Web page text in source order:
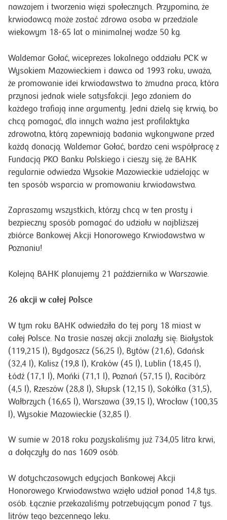
nawzajem i tworzenia więzi społecznych. Przypomina, że
krwiodawcą może zostać zdrowa osoba w przedziale
wiekowym 18-65 lat o minimalnej wadze 50 kg.
Waldemar Gołać, wiceprezes lokalnego oddziału PCK w
Wysokiem Mazowieckiem i dawca od 1993 roku, uważa,
że promowanie idei krwiodawstwa to żmudna praca, która
przynosi jednak wiele satysfakcji. Jego zdaniem do
każdego trafiają inne argumenty. Jedni dzielą się krwią, bo
chcą pomagać, dla innych ważna jest profilaktyka
zdrowotna, którą zapewniają badania wykonywane przed
każdą donacją. Waldemar Gołać, bardzo ceni współpracę z
Fundacją PKO Banku Polskiego i cieszy się, że BAHK
regularnie odwiedza Wysokie Mazowieckie udzielając w
ten sposób wsparcia w promowaniu krwiodawstwa.
Zapraszamy wszystkich, którzy chcą w ten prosty i
bezpieczny sposób pomagać do udziału w najbliższej
zbiórce Bankowej Akcji Honorowego Krwiodawstwa w
Poznaniu!
Kolejną BAHK planujemy 21 października w Warszawie.
26 akcji w całej Polsce
W tym roku BAHK odwiedziła do tej pory 18 miast w
całej Polsce. Na trasie naszej akcji znalazły się: Białystok
(119,215 l), Bydgoszcz (56,25 l), Bytów (21,6), Gdańsk
(32,4 l), Kalisz (19,8 l), Kraków (45 l), Lublin (18,45 l),
Łódź (17,1 l), Mońki (71,1 l), Poznań (57,15 l), Racibórz
(4,5 l), Rzeszów (28,8 l), Słupsk (12,15 l), Sokółka (31,5),
Wałbrzych (16,65 l), Warszawa (39,15 l), Wrocław (100,35
l), Wysokie Mazowieckie (32,85 l).
W sumie w 2018 roku pozyskaliśmy już 734,05 litra krwi,
a dołączyły do nas 1609 osób.
W dotychczasowych edycjach Bankowej Akcji
Honorowego Krwiodawstwa wzięło udział ponad 14,8 tys.
osób. Łącznie przekazaliśmy potrzebującym ponad 7 tys.
litrów tego bezcennego leku.